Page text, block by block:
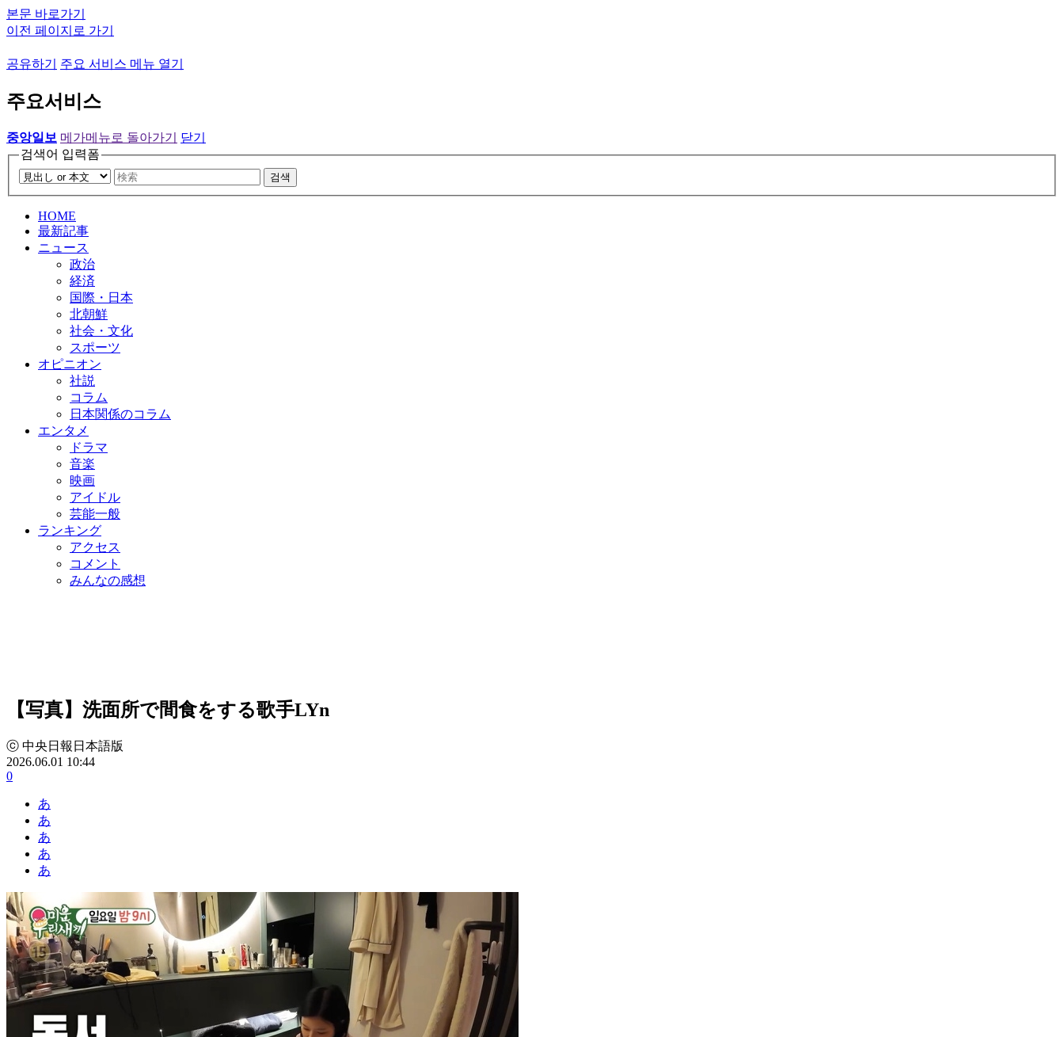
본문 바로가기
이전 페이지로 가기
공유하기 주요 서비스 메뉴 열기
주요서비스
중앙일보 메가메뉴로 돌아가기
닫기
검색어 입력폼
검색
HOME
最新記事
ニュース
政治
経済
国際・日本
北朝鮮
社会・文化
スポーツ
オピニオン
社説
コラム
日本関係のコラム
エンタメ
ドラマ
音楽
映画
アイドル
芸能一般
ランキング
アクセス
コメント
みんなの感想
【写真】洗面所で間食をする歌手LYn
ⓒ 中央日報日本語版
2026.06.01 10:44
0
あ
あ
あ
あ
あ